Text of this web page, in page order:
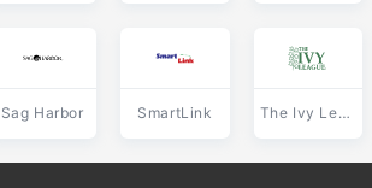
Sag Harbor SmartLink The Ivy League